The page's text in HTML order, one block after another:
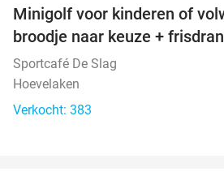
Minigolf voor kinderen of
broodje naar keuze +
Sportcafé De Slag
Hoevelaken
Verkocht: 383